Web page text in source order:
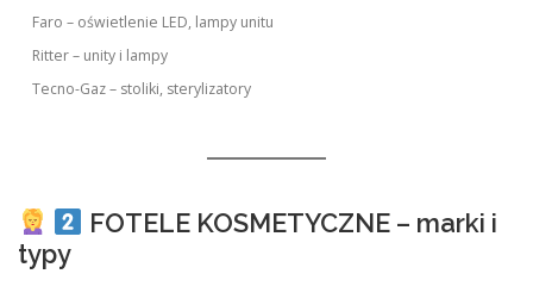
Faro – oświetlenie LED, lampy unitu
Ritter – unity i lampy
Tecno-Gaz – stoliki, sterylizatory
FOTELE KOSMETYCZNE – marki i
typy